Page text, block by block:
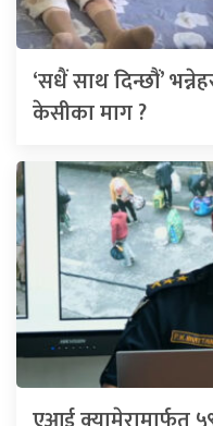
‘सधैं साथ दिन्छौं’
केसीका माग ?